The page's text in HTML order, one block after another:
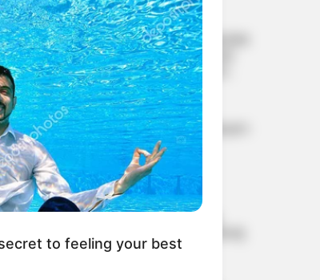
ലോക അണ്ടര്‍-20
അത്ലറ്റിക്സ് ചാമ്പ്യന്‍ഷിപ്പില്‍
ഇന്ത്യയുടെ ചരിത്രക്കുതിപ്പ്;
ഹൈജമ്പിലും ലോങ്ജമ്പിലും
മെഡല്‍ നേടി ബസന്തും
ഷാഹ്നവാസും
വിവാഹം കഴിഞ്ഞ് ഏഴ്
വര്‍ഷത്തിനുള്ളില്‍ ഭാര്യയുടെ
അസ്വാഭാവിക മരണം;
സ്ത്രീധന പീഡനം
തെളിഞ്ഞാല്‍ ഭര്‍ത്താവിന്
നേരിട്ട് പങ്കുണ്ടെന്ന്
തെളിയിക്കേണ്ടതില്ലെന്ന്
സ്വാതന്ത്ര്യസമര
സേനാനികള്‍ക്ക് ആദരം;
ക്വിറ്റ് ഇന്ത്യാ പ്രസ്ഥാനത്തിന്റെ
ധീരചരിത്രം ഓര്‍മിപ്പിച്ച്
to feeling your best